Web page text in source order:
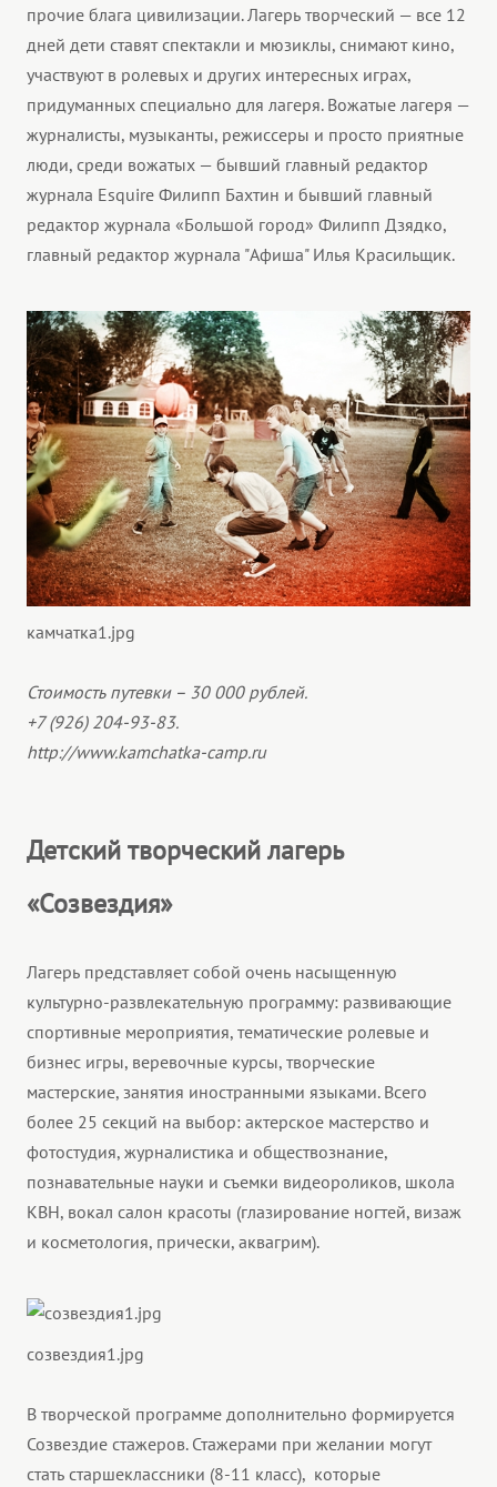
прочие блага цивилизации. Лагерь творческий — все 12
дней дети ставят спектакли и мюзиклы, снимают кино,
участвуют в ролевых и других интересных играх,
придуманных специально для лагеря. Вожатые лагеря —
журналисты, музыканты, режиссеры и просто приятные
люди, среди вожатых — бывший главный редактор
журнала Esquire Филипп Бахтин и бывший главный
редактор журнала «Большой город» Филипп Дзядко,
главный редактор журнала "Афиша" Илья Красильщик.
камчатка1.jpg
Стоимость путевки – 30 000 рублей.
+7 (926) 204-93-83.
http://www.kamchatka-camp.ru
Детский творческий лагерь
«Созвездия»
Лагерь представляет собой очень насыщенную
культурно-развлекательную программу: развивающие
спортивные мероприятия, тематические ролевые и
бизнес игры, веревочные курсы, творческие
мастерские, занятия иностранными языками. Всего
более 25 секций на выбор: актерское мастерство и
фотостудия, журналистика и обществознание,
познавательные науки и съемки видеороликов, школа
КВН, вокал салон красоты (глазирование ногтей, визаж
и косметология, прически, аквагрим).
созвездия1.jpg
В творческой программе дополнительно формируется
Созвездие стажеров. Стажерами при желании могут
стать старшеклассники (8-11 класс), которые